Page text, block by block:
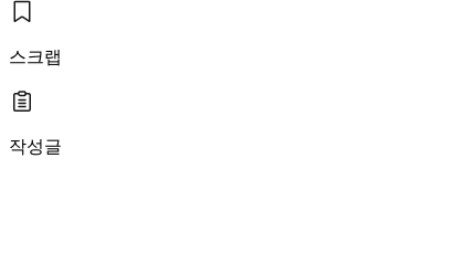
스크랩
작성글